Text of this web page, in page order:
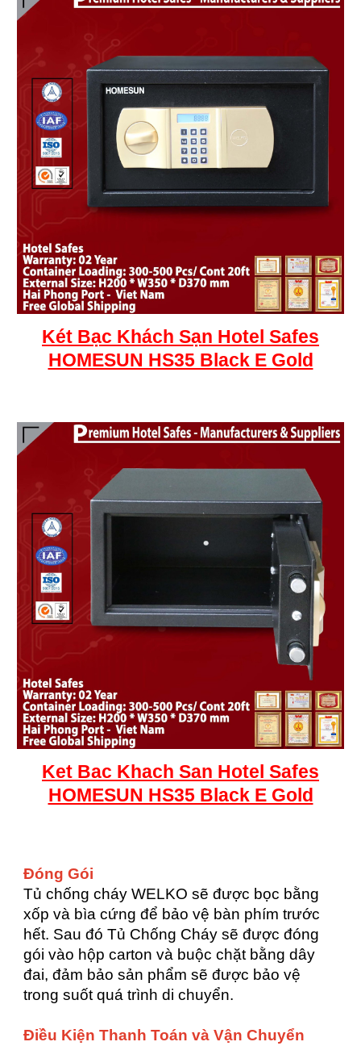
Két Bạc Khách Sạn Hotel Safes
HOMESUN HS35 Black E Gold
Ket Bac Khach San Hotel Safes
HOMESUN HS35 Black E Gold
Đóng Gói
Tủ chống cháy WELKO sẽ được bọc bằng
xốp và bìa cứng để bảo vệ bàn phím trước
hết. Sau đó Tủ Chống Cháy sẽ được đóng
gói vào hộp carton và buộc chặt bằng dây
đai, đảm bảo sản phẩm sẽ được bảo vệ
trong suốt quá trình di chuyển.
Điều Kiện Thanh Toán và Vận Chuyển